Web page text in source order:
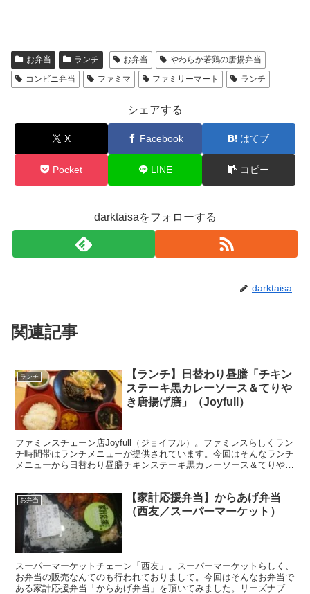
お弁当 ランチ お弁当
やわらか若鶏の唐揚弁当
コンビニ弁当
ファミマ ファミリーマート ランチ
シェアする
X Facebook はてブ
Pocket LINE コピー
darktaisaをフォローする
darktaisa
関連記事
ランチ
【ランチ】日替わり昼膳「チキン
ステーキ黒カレーソース＆てりや
き唐揚げ膳」（Joyfull）
ファミレスチェーン店Joyfull（ジョイフル）。ファミレスらしくラン
チ時間帯はランチメニューが提供されています。今回はそんなランチ
メニューから日替わり昼膳チキンステーキ黒カレーソース＆てりやき
お弁当
【家計応援弁当】からあげ弁当
（西友／スーパーマーケット）
スーパーマーケットチェーン「西友」。スーパーマーケットらしく、
お弁当の販売なんてのも行われておりまして。今回はそんなお弁当で
ある家計応援弁当「からあげ弁当」を頂いてみました。リーズナブル